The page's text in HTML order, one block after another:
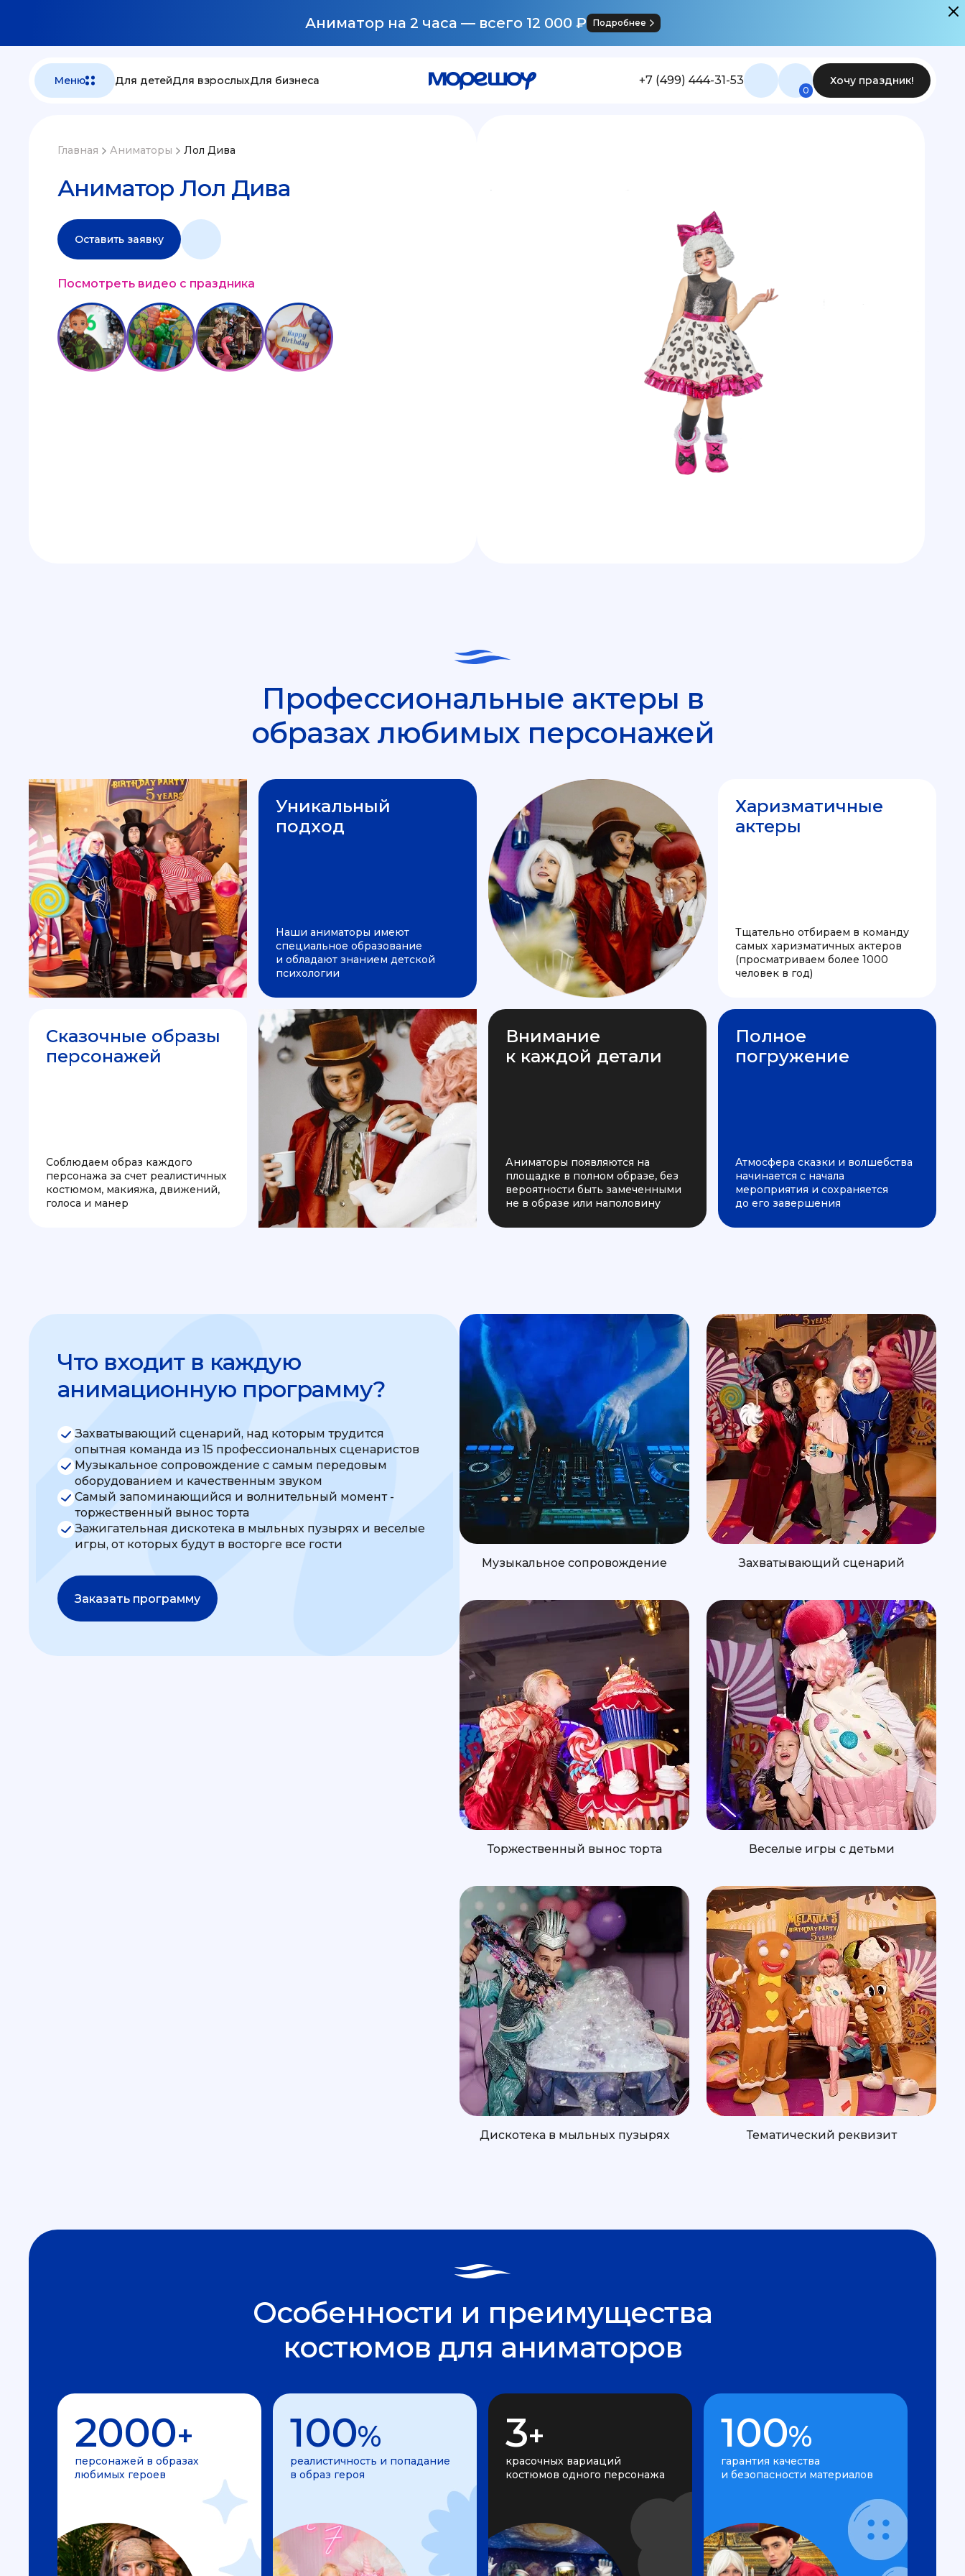
Аниматор на 2 часа — всего 12 000 ₽ Подробнее
Меню Для детейДля взрослыхДля бизнеса +7 (499) 444-31-53
0
Хочу праздник!
Главная Аниматоры Лол Дива
Аниматор Лол Дива
Оставить заявку
Посмотреть видео с праздника
Профессиональные актеры в
образах любимых персонажей
Уникальный
подход
Наши аниматоры имеют
специальное образование
и обладают знанием детской
психологии
Харизматичные
актеры
Тщательно отбираем в команду
самых харизматичных актеров
(просматриваем более 1000
человек в год)
Сказочные образы
персонажей
Соблюдаем образ каждого
персонажа за счет реалистичных
костюмом, макияжа, движений,
голоса и манер
Внимание
к каждой детали
Аниматоры появляются на
площадке в полном образе, без
вероятности быть замеченными
не в образе или наполовину
Полное
погружение
Атмосфера сказки и волшебства
начинается с начала
мероприятия и сохраняется
до его завершения
Что входит в каждую
анимационную программу?
Захватывающий сценарий, над которым трудится
опытная команда из 15 профессиональных сценаристов
Музыкальное сопровождение с самым передовым
оборудованием и качественным звуком
Самый запоминающийся и волнительный момент -
торжественный вынос торта
Зажигательная дискотека в мыльных пузырях и веселые
игры, от которых будут в восторге все гости
Заказать программу
Музыкальное сопровождение Захватывающий сценарий
Торжественный вынос торта Веселые игры с детьми
Дискотека в мыльных пузырях Тематический реквизит
Особенности и преимущества
костюмов для аниматоров
2000+
персонажей в образах
любимых героев
100%
реалистичность и попадание
в образ героя
3+
красочных вариаций
костюмов одного персонажа
100%
гарантия качества
и безопасности материалов